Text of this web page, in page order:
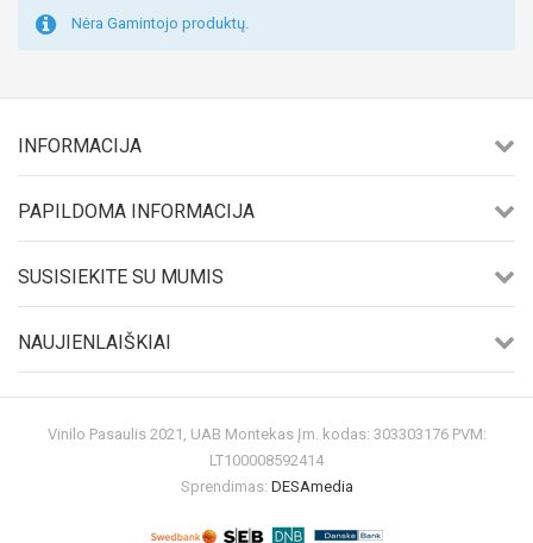
Nėra Gamintojo produktų.
INFORMACIJA
PAPILDOMA INFORMACIJA
SUSISIEKITE SU MUMIS
NAUJIENLAIŠKIAI
Vinilo Pasaulis 2021, UAB Montekas Įm. kodas: 303303176 PVM:
LT100008592414
Sprendimas: DESAmedia